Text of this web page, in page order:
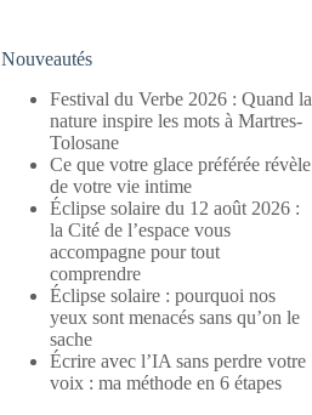
Nouveautés
Festival du Verbe 2026 : Quand la
nature inspire les mots à Martres-
Tolosane
Ce que votre glace préférée révèle
de votre vie intime
Éclipse solaire du 12 août 2026 :
la Cité de l’espace vous
accompagne pour tout
comprendre
Éclipse solaire : pourquoi nos
yeux sont menacés sans qu’on le
sache
Écrire avec l’IA sans perdre votre
voix : ma méthode en 6 étapes